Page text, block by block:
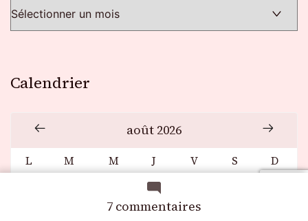
7 commentaires
Calendrier
août 2026
L M M J V S D
5 6 7